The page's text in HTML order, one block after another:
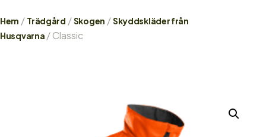
Hem / Trädgård /Skogen /Skyddskläder från
Husqvarna / Classic